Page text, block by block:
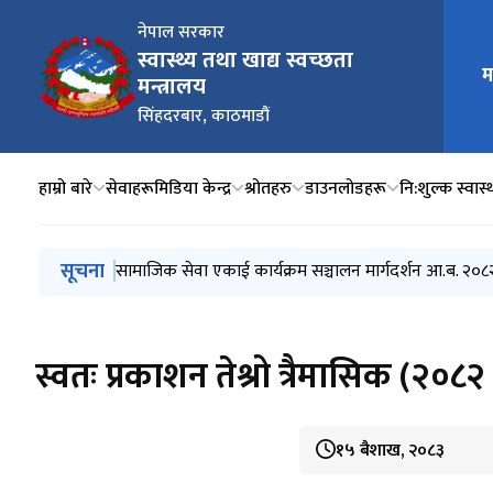
नेपाल सरकार
स्वास्थ्य तथा खाद्य स्वच्छता
मन्त्रालय
सिंहदरबार, काठमाडौं
मुख्य
हाम्रो बारे सेवाहरूमिडिया केन्द्र श्रोतहरु डाउनलोडहरू नि:शुल्क
मुख्य नेभिगेसनमा जानुहोस्
सूचना स्वतः प्रकाशन चौथौं त्रैमासिक (२०८१ बैशाख, जेष्ठ, अषाढ)
सामाजिक सेवा एकाई कार्यक्रम सञ्चालन मार्गदर्शन आ.ब.
एकद्वार संकट व्यवस्थापन केन्द्र कार्यक्रम सञ्चालन
जेरियाट्रिक (ज्येष्ठ नागरिक) स्वास्थ्य सेवा सञ्चालन
स्थानीय तहमा आधारभूत स्वास्थ्य सेवा केन्द्र निर्माण तथा सेवा
स्वतः प्रकाशन तेश्रो त्रैमासिक
१५ बैशाख, २०८३